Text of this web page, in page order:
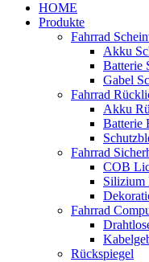
HOME
Produkte
Fahrrad
Akku
Batterie
Gabel
Fahrrad
Akku
Batterie
Fahrrad
COB
Silizium
Fahrrad
Rückspiegel